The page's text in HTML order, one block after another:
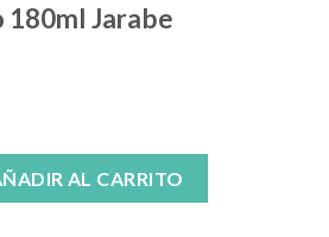
Jarabe
cantidad
AL CARRITO